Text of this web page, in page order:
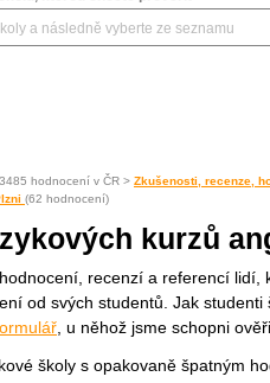
hodnocení v ČR > Zkušenosti, recenze,
(62 hodnocení)
kurzů
recenzí a referencí lidí,
od svých studentů. Jak
, u něhož jsme schopni
školy s opakovaně špatným